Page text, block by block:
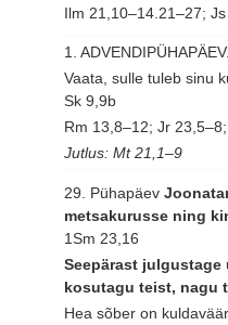
Ilm 21,10–14.21–27;
1.
Vaata, sulle tuleb sinu
Sk 9,9b
Rm 13,8–12; Jr
Jutlus: Mt 21,1–9
29. Pühapäev
metsakurusse ning
1Sm 23,16
Seepärast
kosutagu teist, nagu
Hea sõber on